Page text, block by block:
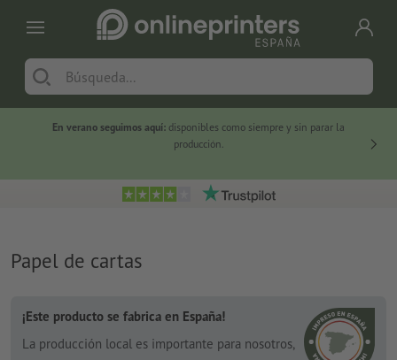
En verano seguimos aquí: disponibles como siempre y sin parar la
producción.
Papel de cartas
¡Este producto se fabrica en España!
La producción local es importante para nosotros,